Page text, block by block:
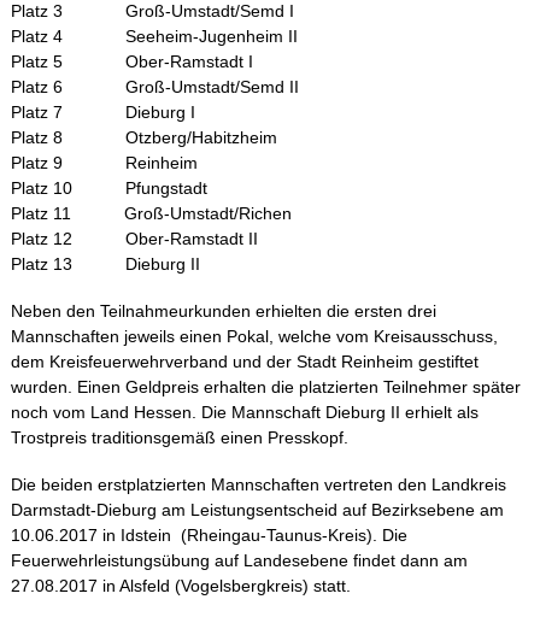
Platz 3 Groß-Umstadt/Semd I
Platz 4 Seeheim-Jugenheim II
Platz 5 Ober-Ramstadt I
Platz 6 Groß-Umstadt/Semd II
Platz 7 Dieburg I
Platz 8 Otzberg/Habitzheim
Platz 9 Reinheim
Platz 10 Pfungstadt
Platz 11 Groß-Umstadt/Richen
Platz 12 Ober-Ramstadt II
Platz 13 Dieburg II
Neben den Teilnahmeurkunden erhielten die ersten drei
Mannschaften jeweils einen Pokal, welche vom Kreisausschuss,
dem Kreisfeuerwehrverband und der Stadt Reinheim gestiftet
wurden. Einen Geldpreis erhalten die platzierten Teilnehmer später
noch vom Land Hessen. Die Mannschaft Dieburg II erhielt als
Trostpreis traditionsgemäß einen Presskopf.
Die beiden erstplatzierten Mannschaften vertreten den Landkreis
Darmstadt-Dieburg am Leistungsentscheid auf Bezirksebene am
10.06.2017 in Idstein (Rheingau-Taunus-Kreis). Die
Feuerwehrleistungsübung auf Landesebene findet dann am
27.08.2017 in Alsfeld (Vogelsbergkreis) statt.